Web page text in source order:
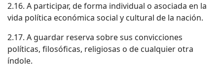
2.16. A participar, de forma individual o asociada en la
vida política económica social y cultural de la nación.
2.17. A guardar reserva sobre sus convicciones
políticas, filosóficas, religiosas o de cualquier otra
índole.